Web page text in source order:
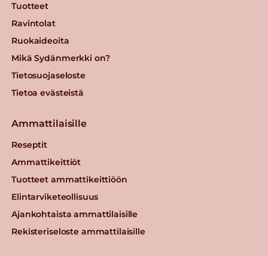
Tuotteet
Ravintolat
Ruokaideoita
Mikä Sydänmerkki on?
Tietosuojaseloste
Tietoa evästeistä
Ammattilaisille
Reseptit
Ammattikeittiöt
Tuotteet ammattikeittiöön
Elintarviketeollisuus
Ajankohtaista ammattilaisille
Rekisteriseloste ammattilaisille